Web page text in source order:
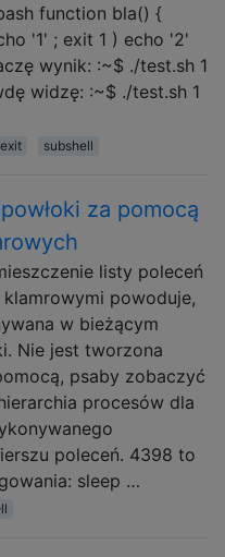
function bla() {
'1' ; exit 1 ) echo '2'
wynik: :~$ ./test.sh 1
widzę: :~$ ./test.sh 1
exit subshell
za pomocą
listy poleceń
powoduje,
w bieżącym
Nie jest tworzona
psaby zobaczyć
procesów dla
poleceń. 4398 to
sleep …